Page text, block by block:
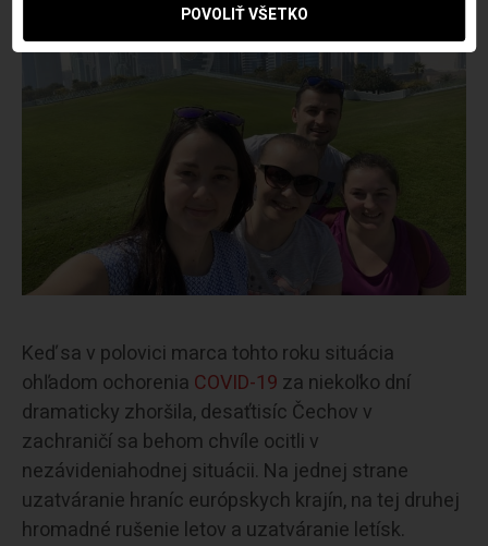
Keď sa v polovici marca tohto roku situácia
ohľadom ochorenia COVID-19 za niekoľko dní
dramaticky zhoršila, desaťtisíc Čechov v
zachraničí sa behom chvíle ocitli v
nezávideniahodnej situácii. Na jednej strane
uzatváranie hraníc európskych krajín, na tej druhej
hromadné rušenie letov a uzatváranie letísk.
POVOLIŤ VŠETKO